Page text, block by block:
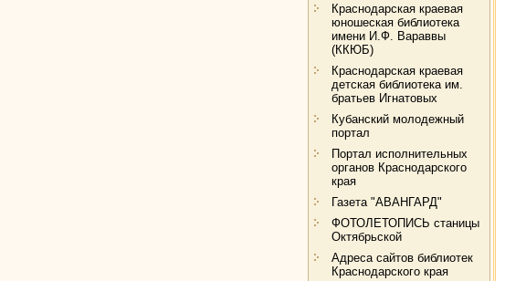
Краснодарская краевая
юношеская библиотека
имени И.Ф. Вараввы
(ККЮБ)
Краснодарская краевая
детская библиотека им.
братьев Игнатовых
Кубанский молодежный
портал
Портал исполнительных
органов Краснодарского
края
Газета "АВАНГАРД"
ФОТОЛЕТОПИСЬ станицы
Октябрьской
Адреса сайтов библиотек
Краснодарского края